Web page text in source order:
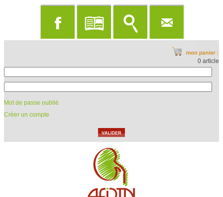
0 article
Mot de passe oublié
Créer un compte